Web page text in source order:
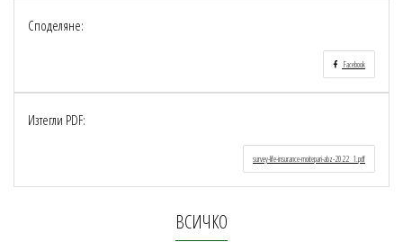
Споделяне:
Facebook
Изтегли PDF:
survey-life-insurance-moitepari-abz-2022_1.pdf
ВСИЧКО